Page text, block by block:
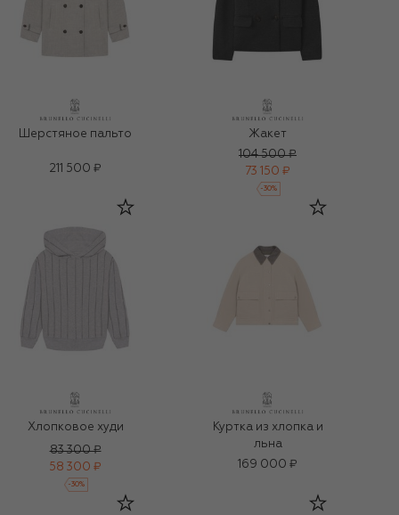
Шерстяное пальто
211 500 ₽
Жакет
104 500 ₽
73 150 ₽
-30%
Хлопковое худи
83 300 ₽
58 300 ₽
-30%
Куртка из хлопка и
льна
169 000 ₽